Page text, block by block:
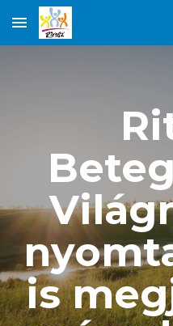
Skip to main content
is